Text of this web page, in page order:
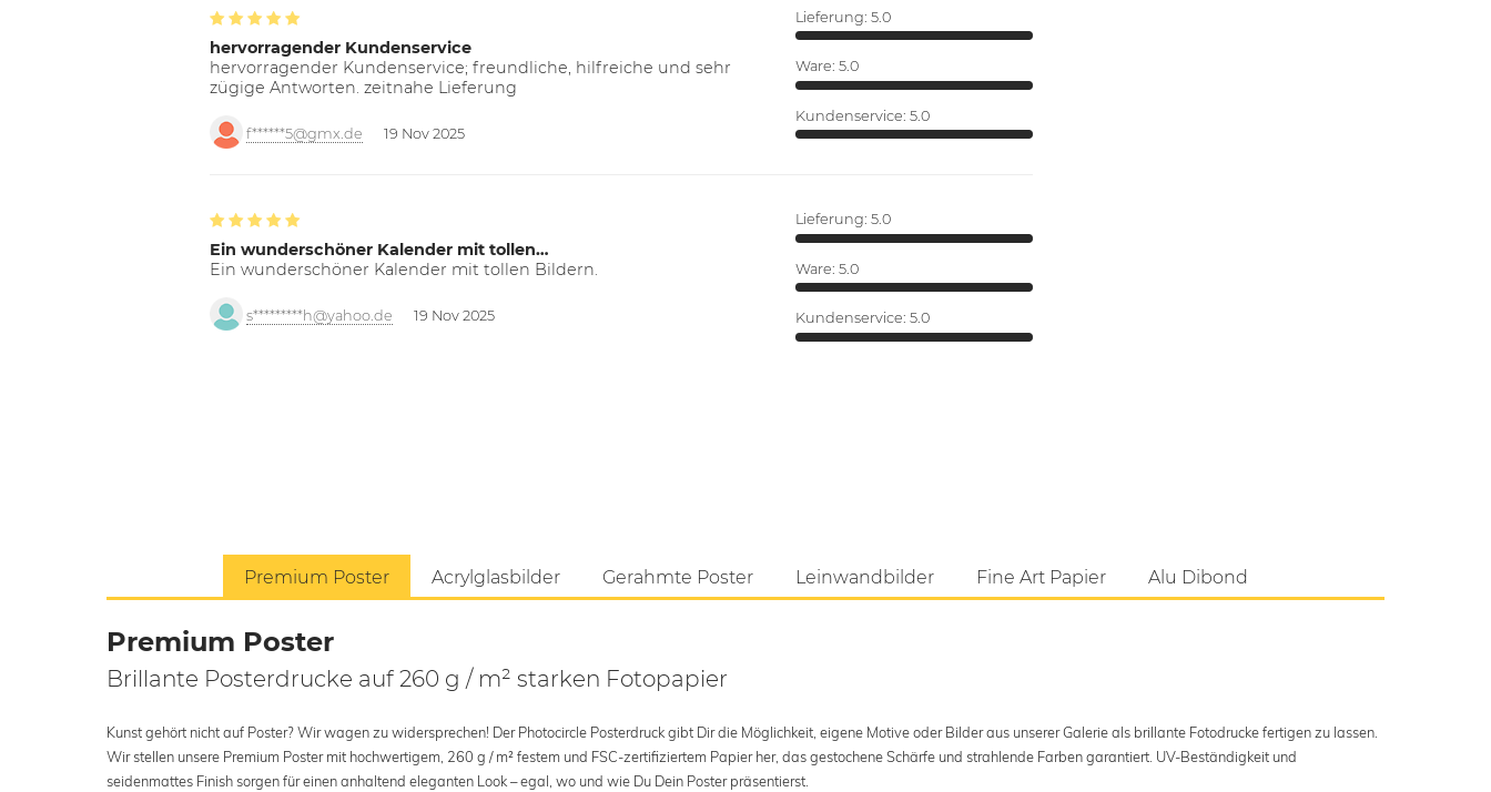
hervorragender Kundenservice
hervorragender Kundenservice; freundliche, hilfreiche und sehr
zügige Antworten. zeitnahe Lieferung
f******5@gmx.de 19 Nov 2025
Lieferung: 5.0
Ware: 5.0
Kundenservice: 5.0
Ein wunderschöner Kalender mit tollen…
Ein wunderschöner Kalender mit tollen Bildern.
s*********h@yahoo.de 19 Nov 2025
Lieferung: 5.0
Ware: 5.0
Kundenservice: 5.0
Premium Poster Acrylglasbilder Gerahmte Poster Leinwandbilder Fine Art Papier Alu Dibond
Premium Poster
Brillante Posterdrucke auf 260 g / m² starken Fotopapier
Kunst gehört nicht auf Poster? Wir wagen zu widersprechen! Der Photocircle Posterdruck gibt Dir die Möglichkeit, eigene Motive oder Bilder aus unserer Galerie als brillante Fotodrucke fertigen zu lassen.
Wir stellen unsere Premium Poster mit hochwertigem, 260 g / m² festem und FSC-zertifiziertem Papier her, das gestochene Schärfe und strahlende Farben garantiert. UV-Beständigkeit und
seidenmattes Finish sorgen für einen anhaltend eleganten Look – egal, wo und wie Du Dein Poster präsentierst.